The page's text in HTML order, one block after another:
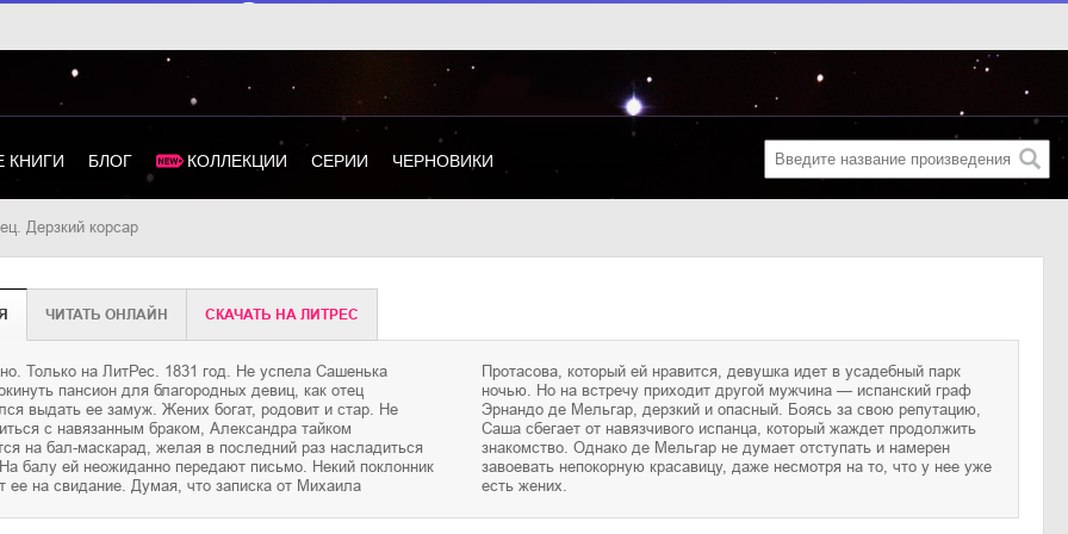
КНИГИ БЛОГ КОЛЛЕКЦИИ СЕРИИ ЧЕРНОВИКИ
Дерзкий корсар
ЧИТАТЬ ОНЛАЙН CКАЧАТЬ НА ЛИТРЕС
Только на ЛитРес. 1831 год. Не успела Сашенька
пансион для благородных девиц, как отец
выдать ее замуж. Жених богат, родовит и стар. Не
с навязанным браком, Александра тайком
на бал-маскарад, желая в последний раз насладиться
балу ей неожиданно передают письмо. Некий поклонник
ее на свидание. Думая, что записка от Михаила
который ей нравится, девушка идет в усадебный парк
встречу приходит другой мужчина — испанский граф
дерзкий и опасный. Боясь за свою репутацию,
от навязчивого испанца, который жаждет продолжить
Однако де Мельгар не думает отступать и намерен
красавицу, даже несмотря на то, что у нее уже
есть жених.